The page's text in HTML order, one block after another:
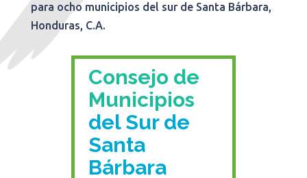
para ocho municipios del sur de Santa Bárbara,
Honduras, C.A.
Consejo de
Municipios
del Sur de
Santa
Bárbara